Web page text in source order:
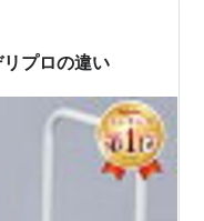
い感じ…
プロの違い